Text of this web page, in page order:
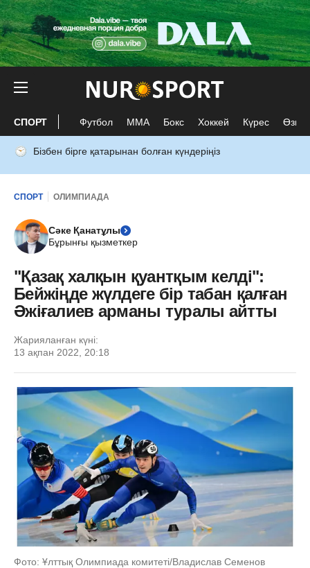
СПОРТ Футбол ММА Бокс Хоккей Күрес Өзге
Бізбен бірге қатарынан болған күндеріңіз
СПОРТ ОЛИМПИАДА
Сәке Қанатұлы
Бұрынғы қызметкер
"Қазақ халқын қуантқым келді":
Бейжіңде жүлдеге бір табан қалған
Әжіғалиев арманы туралы айтты
Жарияланған күні:
13 ақпан 2022, 20:18
Фото: Ұлттық Олимпиада комитеті/Владислав Семенов